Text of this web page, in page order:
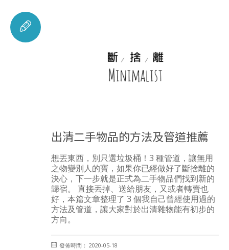
出清二手物品的方法及管道推薦
想丟東西，別只選垃圾桶！3 種管道，讓無用
之物變別人的寶，如果你已經做好了斷捨離的
決心，下一步就是正式為二手物品們找到新的
歸宿。 直接丟掉、送給朋友，又或者轉賣也
好，本篇文章整理了 3 個我自己曾經使用過的
方法及管道，讓大家對於出清雜物能有初步的
方向。
發佈時間： 2020-05-18